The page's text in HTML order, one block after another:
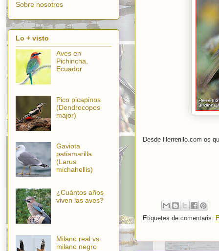
Desde Herrerillo.com os
Etiquetes de comentaris:
Sobre nosotros
Lo + visto
Aves en
Pichincha,
Ecuador
Pico picapinos
(Dendrocopos
major)
Gaviota
patiamarilla
(Larus
michahellis)
¿Cuántos años
viven las aves?
Milano real vs.
milano negro